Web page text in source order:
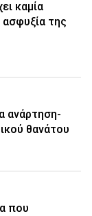
καμία
ασφυξία της
ανάρτηση-
θανάτου
που